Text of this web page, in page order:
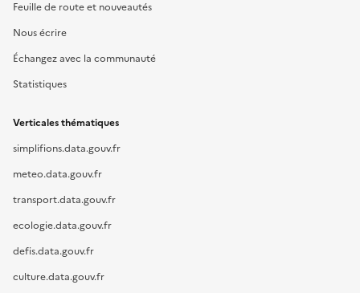
Feuille de route et nouveautés
Nous écrire
Échangez avec la communauté
Statistiques
Verticales thématiques
simplifions.data.gouv.fr
meteo.data.gouv.fr
transport.data.gouv.fr
ecologie.data.gouv.fr
defis.data.gouv.fr
culture.data.gouv.fr